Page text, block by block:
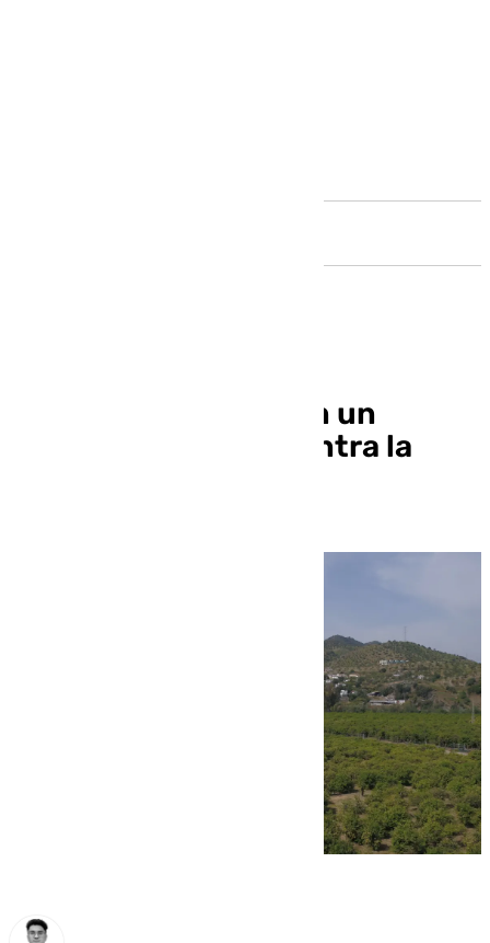
Málaga participará en un
proyecto europeo contra la